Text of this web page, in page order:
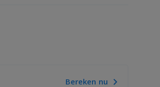
Bereken nu